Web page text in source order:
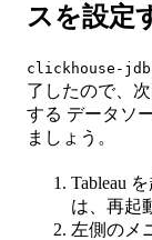
スを設定
clickhouse-
了したので、
する データソ
ましょう。
Tableau
は、再起
左側のメ